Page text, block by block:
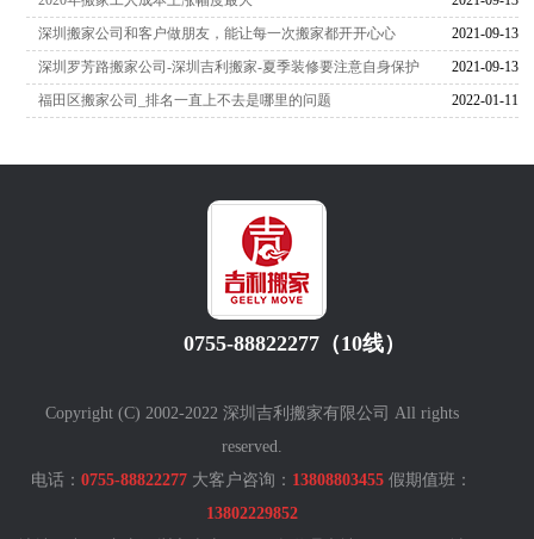
2021-09-13
深圳搬家公司和客户做朋友，能让每一次搬家都开开心心
2021-09-13
深圳罗芳路搬家公司-深圳吉利搬家-夏季装修要注意自身保护
2022-01-11
福田区搬家公司_排名一直上不去是哪里的问题
0755-88822277（10线）
Copyright (C) 2002-2022 深圳吉利搬家有限公司 All rights
reserved.
电话：0755-88822277 大客户咨询： 13808803455 假期值班：
13802229852